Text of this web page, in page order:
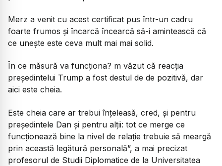
Merz a venit cu acest certificat pus într-un cadru
foarte frumos și încarcă încearcă să-i amintească că
ce unește este ceva mult mai mai solid.
În ce măsură va funcționa? m văzut că reacția
președintelui Trump a fost destul de de pozitivă, dar
aici este cheia.
Este cheia care ar trebui înțeleasă, cred, și pentru
președintele Dan și pentru alții: tot ce merge ce
funcționează bine la nivel de relație trebuie să meargă
prin această legătură personală”, a mai precizat
profesorul de Studii Diplomatice de la Universitatea